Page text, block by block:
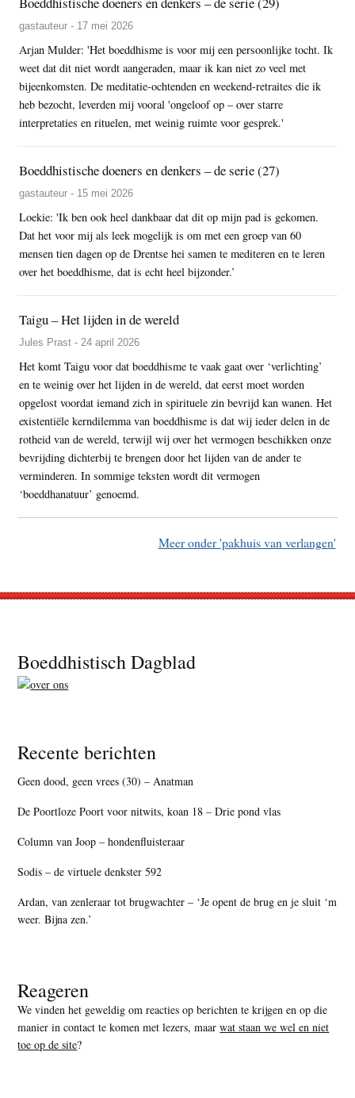
gastauteur - 17 mei 2026
Arjan Mulder: 'Het boeddhisme is voor mij een persoonlijke tocht. Ik
weet dat dit niet wordt aangeraden, maar ik kan niet zo veel met
bijeenkomsten. De meditatie-ochtenden en weekend-retraites die ik
heb bezocht, leverden mij vooral 'ongeloof op – over starre
interpretaties en rituelen, met weinig ruimte voor gesprek.'
Boeddhistische doeners en denkers – de serie (27)
gastauteur - 15 mei 2026
Loekie: 'Ik ben ook heel dankbaar dat dit op mijn pad is gekomen.
Dat het voor mij als leek mogelijk is om met een groep van 60
mensen tien dagen op de Drentse hei samen te mediteren en te leren
over het boeddhisme, dat is echt heel bijzonder.’
Taigu – Het lijden in de wereld
Jules Prast - 24 april 2026
Het komt Taigu voor dat boeddhisme te vaak gaat over ‘verlichting’
en te weinig over het lijden in de wereld, dat eerst moet worden
opgelost voordat iemand zich in spirituele zin bevrijd kan wanen. Het
existentiële kerndilemma van boeddhisme is dat wij ieder delen in de
rotheid van de wereld, terwijl wij over het vermogen beschikken onze
bevrijding dichterbij te brengen door het lijden van de ander te
verminderen. In sommige teksten wordt dit vermogen
‘boeddhanatuur’ genoemd.
Meer onder 'pakhuis van verlangen'
Footer
Boeddhistisch Dagblad
Recente berichten
Geen dood, geen vrees (30) – Anatman
De Poortloze Poort voor nitwits, koan 18 – Drie pond vlas
Column van Joop – hondenfluisteraar
Sodis – de virtuele denkster 592
Ardan, van zenleraar tot brugwachter – ‘Je opent de brug en je sluit ‘m
weer. Bijna zen.’
Reageren
We vinden het geweldig om reacties op berichten te krijgen en op die
manier in contact te komen met lezers, maarwat staan we wel en niet
toe op de site?